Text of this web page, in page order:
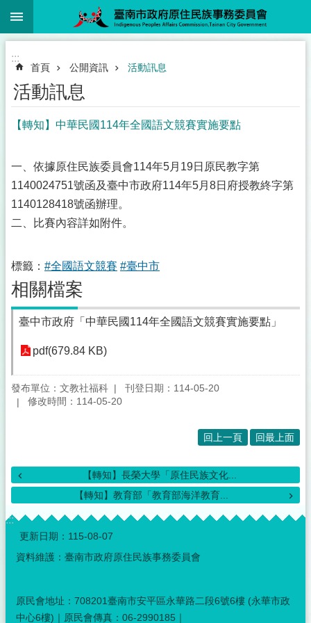
跳到主要內容區塊
:::
首頁 公開資訊 活動訊息
活動訊息
【轉知】中華民國114年全國語文競賽實施要點
一、依據原住民族委員會114年5月19日原民教字第
1140024751號函及臺中市政府114年5月8日府授教終字第
1140128418號函辦理。
二、比賽內容詳如附件。
標籤： #全國語文競賽 #臺中市
相關檔案
臺中市政府「中華民國114年全國語文競賽實施要點」
pdf(679.84 KB)
發布單位：文教社福科
刊登日期：114-05-20
修改時間：114-05-20
回上一頁 回最上面
【轉知】長榮大學「原住民族文化...
【轉知】教育部「教育部海洋教育...
:::
更新日期： 115-08-07
資料維護：臺南市政府原住民族事務委員會
原民會地址：708201臺南市安平區永華路二段6號6樓 (永華市政
中心6樓)｜原民會傳真：06-2990185｜